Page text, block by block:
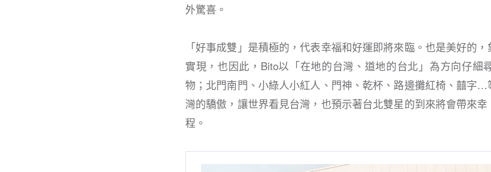
外驚喜。
「好事成雙」是積極的，代表幸福和好運即將來臨。也是美好的
實現，也因此，Bito以「在地的台灣、道地的台北」為方向仔細
物；北門南門、小綠人小紅人、門神、乾杯、路邊攤紅椅、囍字
灣的驕傲，讓世界看見台灣，也預示著台北雙星的到來將會帶來
程。